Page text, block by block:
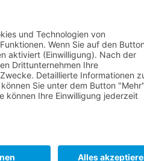
ZUR
können wir Ihnen
können wir aller­dings
Möglich­keit steuer­li­cher
PAL-Methode die
ästhe­ti­sches
welcher so nur in der